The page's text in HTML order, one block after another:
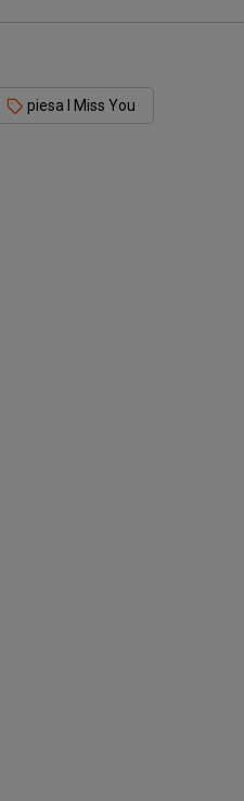
piesa I Miss You